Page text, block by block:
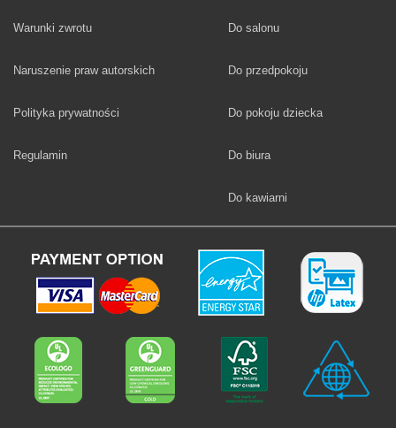
Warunki zwrotu
Naruszenie praw autorskich
Polityka prywatności
Regulamin
Fototapety
Do salonu
Fototapety
Do przedpokoju
Fototapety
Do pokoju dziecka
Fototapety
Do biura
Fototapety
Do kawiarni